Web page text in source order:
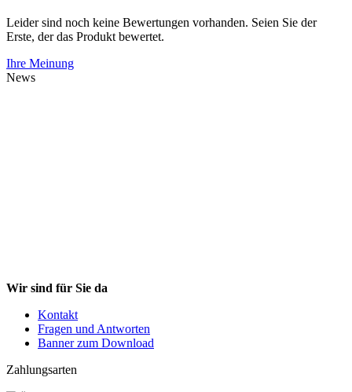
Leider sind noch keine Bewertungen vorhanden. Seien Sie der
Erste, der das Produkt bewertet.
Ihre Meinung
News
Wir sind für Sie da
Kontakt
Fragen und Antworten
Banner zum Download
Zahlungsarten